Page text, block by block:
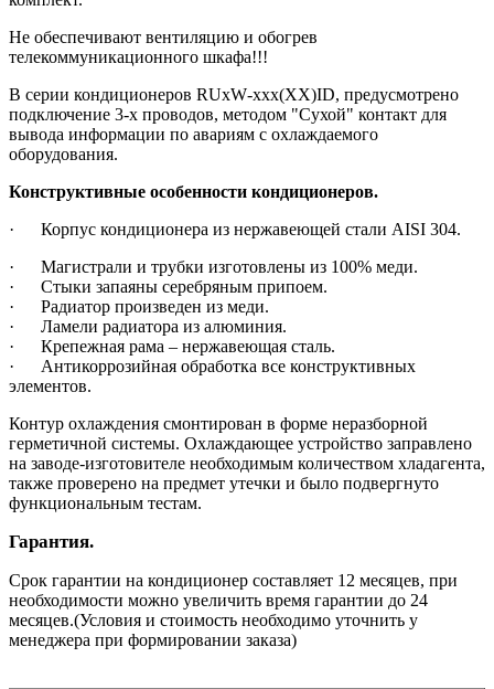
Не обеспечивают вентиляцию и обогрев
телекоммуникационного шкафа!!!
В серии кондиционеров RUxW-xxx(XX)ID, предусмотрено
подключение 3-х проводов, методом "Сухой" контакт для
вывода информации по авариям с охлаждаемого
оборудования.
Конструктивные особенности кондиционеров.
· Корпус кондиционера из нержавеющей стали AISI 304.
· Магистрали и трубки изготовлены из 100% меди.
· Стыки запаяны серебряным припоем.
· Радиатор произведен из меди.
· Ламели радиатора из алюминия.
· Крепежная рама – нержавеющая сталь.
· Антикоррозийная обработка все конструктивных
элементов.
Контур охлаждения смонтирован в форме неразборной
герметичной системы. Охлаждающее устройство заправлено
на заводе-изготовителе необходимым количеством хладагента,
также проверено на предмет утечки и было подвергнуто
функциональным тестам.
Гарантия.
Срок гарантии на кондиционер составляет 12 месяцев, при
необходимости можно увеличить время гарантии до 24
месяцев.(Условия и стоимость необходимо уточнить у
менеджера при формировании заказа)